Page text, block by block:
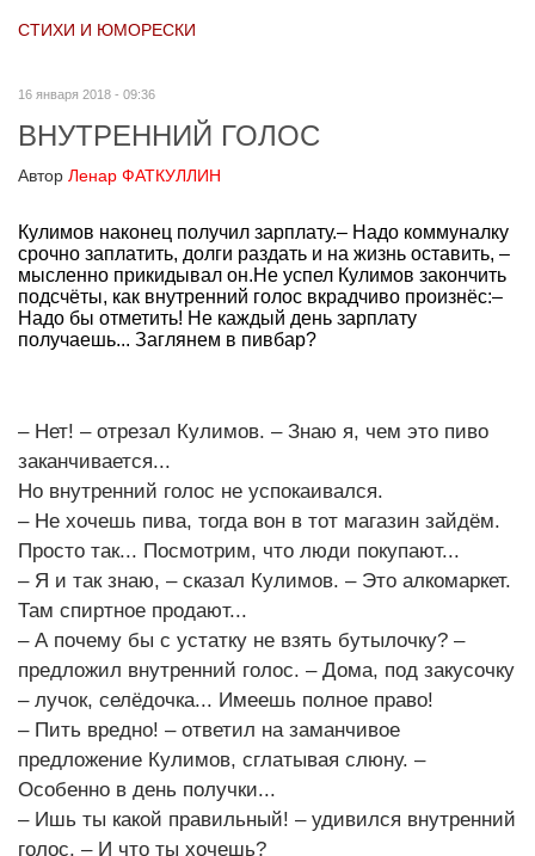
СТИХИ И ЮМОРЕСКИ
16 января 2018 - 09:36
ВНУТРЕННИЙ ГОЛОС
Автор Ленар ФАТКУЛЛИН
Кулимов наконец получил зарплату.– Надо коммуналку
срочно заплатить, долги раздать и на жизнь оставить, –
мысленно прикидывал он.Не успел Кулимов закончить
подсчёты, как внутренний голос вкрадчиво произнёс:–
Надо бы отметить! Не каждый день зарплату
получаешь... Заглянем в пивбар?
– Нет! – отрезал Кулимов. – Знаю я, чем это пиво
заканчивается...
Но внутренний голос не успокаивался.
– Не хочешь пива, тогда вон в тот магазин зайдём.
Просто так... Посмотрим, что люди покупают...
– Я и так знаю, – сказал Кулимов. – Это алкомаркет.
Там спиртное продают...
– А почему бы с устатку не взять бутылочку? –
предложил внутренний голос. – Дома, под закусочку
– лучок, селёдочка... Имеешь полное право!
– Пить вредно! – ответил на заманчивое
предложение Кулимов, сглатывая слюну. –
Особенно в день получки...
– Ишь ты какой правильный! – удивился внутренний
голос. – И что ты хочешь?